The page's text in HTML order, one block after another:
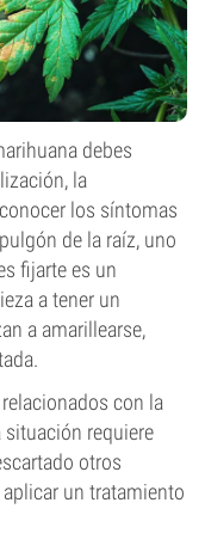
debes
la
los síntomas
de la raíz, uno
fijarte es un
a tener un
a amarillearse,
con la
situación requiere
otros
un tratamiento